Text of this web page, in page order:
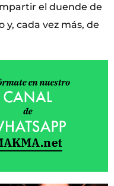
el duende de
cada vez más, de